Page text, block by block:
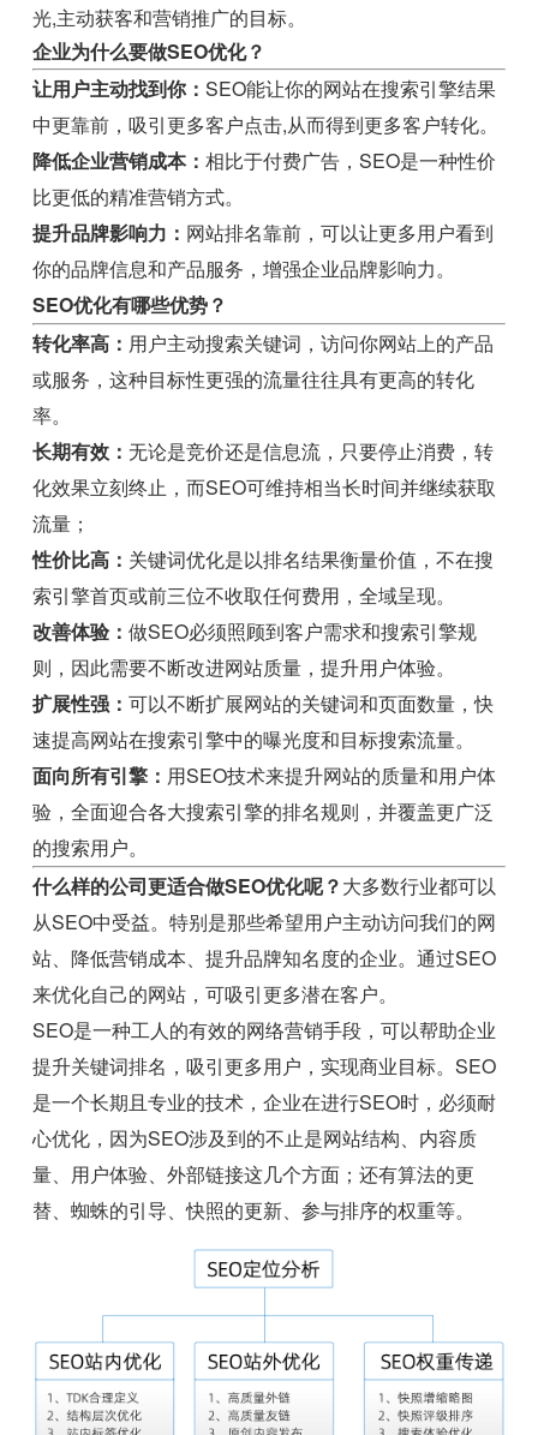
光,主动获客和营销推广的目标。
企业为什么要做SEO优化？
让用户主动找到你：SEO能让你的网站在搜索引擎结果
中更靠前，吸引更多客户点击,从而得到更多客户转化。
降低企业营销成本：相比于付费广告，SEO是一种性价
比更低的精准营销方式。
提升品牌影响力： 网站排名靠前，可以让更多用户看到
你的品牌信息和产品服务，增强企业品牌影响力。
SEO优化有哪些优势？
转化率高： 用户主动搜索关键词，访问你网站上的产品
或服务，这种目标性更强的流量往往具有更高的转化
率。
长期有效：无论是竞价还是信息流，只要停止消费，转
化效果立刻终止，而SEO可维持相当长时间并继续获取
流量；
性价比高： 关键词优化是以排名结果衡量价值，不在搜
索引擎首页或前三位不收取任何费用，全域呈现。
改善体验：做SEO必须照顾到客户需求和搜索引擎规
则，因此需要不断改进网站质量，提升用户体验。
扩展性强：可以不断扩展网站的关键词和页面数量，快
速提高网站在搜索引擎中的曝光度和目标搜索流量。
面向所有引擎： 用SEO技术来提升网站的质量和用户体
验，全面迎合各大搜索引擎的排名规则，并覆盖更广泛
的搜索用户。
什么样的公司更适合做SEO优化呢？大多数行业都可以
从SEO中受益。特别是那些希望用户主动访问我们的网
站、降低营销成本、提升品牌知名度的企业。通过SEO
来优化自己的网站，可吸引更多潜在客户。
SEO是一种工人的有效的网络营销手段，可以帮助企业
提升关键词排名，吸引更多用户，实现商业目标。SEO
是一个长期且专业的技术，企业在进行SEO时，必须耐
心优化，因为SEO涉及到的不止是网站结构、内容质
量、用户体验、外部链接这几个方面；还有算法的更
替、蜘蛛的引导、快照的更新、参与排序的权重等。